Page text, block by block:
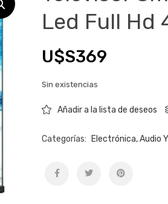
Led Full Hd
U$S369
Sin existencias
Añadir a la lista de deseos
Categorías: Electrónica, Audio